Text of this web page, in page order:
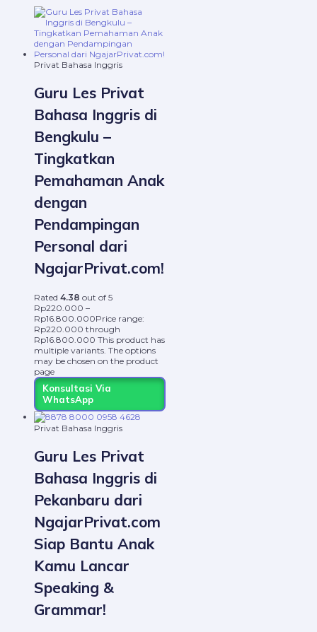
Privat Bahasa Inggris
Guru Les Privat
Bahasa Inggris di
Bengkulu –
Tingkatkan
Pemahaman Anak
dengan
Pendampingan
Personal dari
NgajarPrivat.com!
Rated 4.38 out of 5
Rp220.000 –
Rp16.800.000Price range:
Rp220.000 through
Rp16.800.000 This product has
multiple variants. The options
may be chosen on the product
page
Konsultasi Via
WhatsApp
Privat Bahasa Inggris
Guru Les Privat
Bahasa Inggris di
Pekanbaru dari
NgajarPrivat.com
Siap Bantu Anak
Kamu Lancar
Speaking &
Grammar!